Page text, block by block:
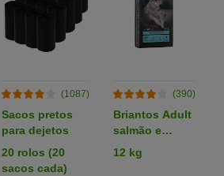
(1087)
Sacos pretos
para dejetos
20 rolos (20
sacos cada)
(390)
Briantos Adult
salmão e
batata - SEM
CEREAIS
12 kg